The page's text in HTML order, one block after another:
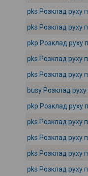
pks Розклад руху
pks Розклад руху
pkp Розклад руху
pks Розклад руху
pks Розклад руху
busy Розклад руху
pkp Розклад руху
pks Розклад руху
pks Розклад руху
pks Розклад руху
pks Розклад руху